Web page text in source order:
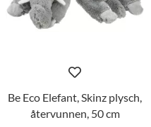
Be Eco Elefant, Skinz plysch,
återvunnen, 50 cm